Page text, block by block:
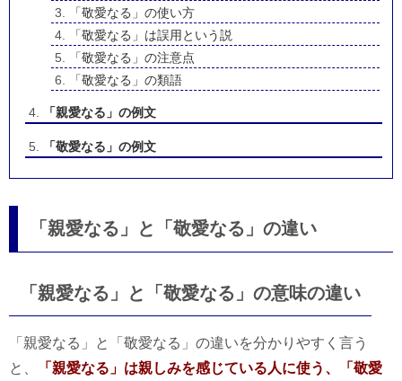
「敬愛なる」の使い方
「敬愛なる」は誤用という説
「敬愛なる」の注意点
「敬愛なる」の類語
「親愛なる」の例文
「敬愛なる」の例文
「親愛なる」と「敬愛なる」の違い
「親愛なる」と「敬愛なる」の意味の違い
「親愛なる」と「敬愛なる」の違いを分かりやすく言う
と、
「親愛なる」は親しみを感じている人に使う、「敬愛